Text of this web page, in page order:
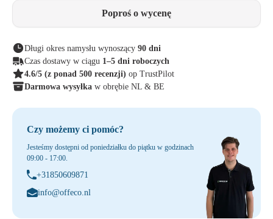
Poproś o wycenę
Długi okres namysłu wynoszący 90 dni
Czas dostawy w ciągu 1–5 dni roboczych
4.6/5 (z ponad 500 recenzji) op TrustPilot
Darmowa wysyłka w obrębie NL & BE
Czy możemy ci pomóc?
Jesteśmy dostępni od poniedziałku do piątku w godzinach
09:00 - 17:00.
+31850609871
info@offeco.nl